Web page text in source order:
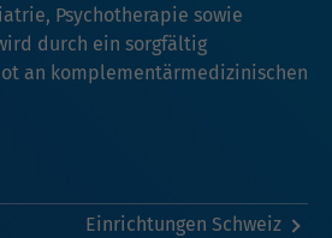
Psychotherapie sowie
durch ein sorgfältig
an komplementärmedizinischen
Einrichtungen Schweiz